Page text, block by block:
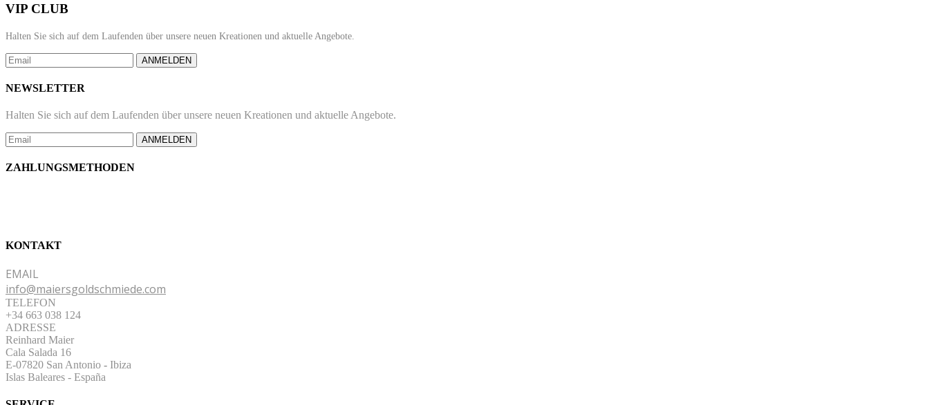
VIP CLUB
Halten Sie sich auf dem Laufenden über unsere neuen Kreationen und aktuelle Angebote.
ANMELDEN
NEWSLETTER
Halten Sie sich auf dem Laufenden über unsere neuen Kreationen und aktuelle Angebote.
ANMELDEN
ZAHLUNGSMETHODEN
KONTAKT
EMAIL
info@maiersgoldschmiede.com
TELEFON
+34 663 038 124
ADRESSE
Reinhard Maier
Cala Salada 16
E-07820 San Antonio - Ibiza
Islas Baleares - España